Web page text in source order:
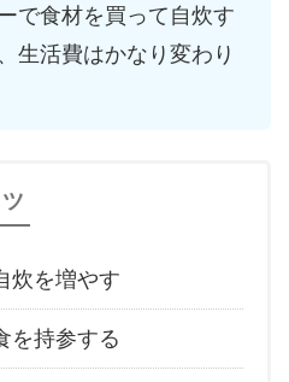
で食材を買って自炊す
生活費はかなり変わり
炊を増やす
を持参する